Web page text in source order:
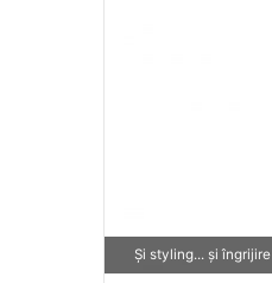
Și styling... și îngrijire